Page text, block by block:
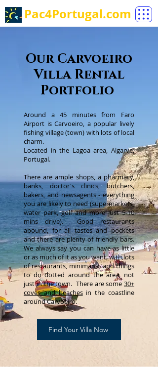
Pac4Portugal.com
OurCarvoeiro
Villa Rental
Portfolio
Around a 45 minutes from Faro
Airport is Carvoeiro, a popular lively
fishing village (town) with lots of local
charm.
Located in the Lagoa area, Algarve,
Portugal.
There are ample shops, a pharmacy,
banks, doctor's clinics, butchers,
bakers, and newsagents - everything
you are likely to need (supermarkets,
water park, golf and more just 5-10
mins drive). Good restaurants
abound, for all tastes and pockets
and there are plenty of friendly bars.
We always say you can have as little
or as much of it as you want, with lots
of restaurants, minimarts, and things
to do dotted around the area, not
just in the town. There are some 30+
coves and beachesin the coastline
around Carvoeiro.
Find Your Villa Now